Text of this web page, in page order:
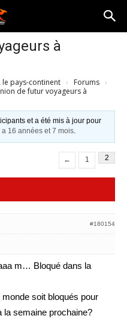
à
le pays-continent › Forums ›
de futur voyageurs à
et a été mis à jour pour
a 16 années et 7 mois.
← 1 2
#180154
m… Bloqué dans la
monde soit bloqués pour
la semaine prochaine?